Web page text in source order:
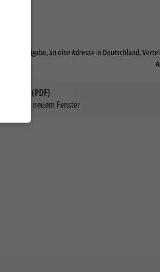
Druckfreigabe, an eine Adresse in Deutschland,
drucken (PDF)
als PDF in neuem Fenster